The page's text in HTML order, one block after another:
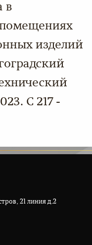
в
изделий
С 217 -
21 линия д.2